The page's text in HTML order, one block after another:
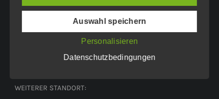
6460 Imst
Tel.: +43 5412 63200
vertrieb@idc-edv.at
WEITERER STANDORT:
Auswahl speichern
Personalisieren
Datenschutzbedingungen